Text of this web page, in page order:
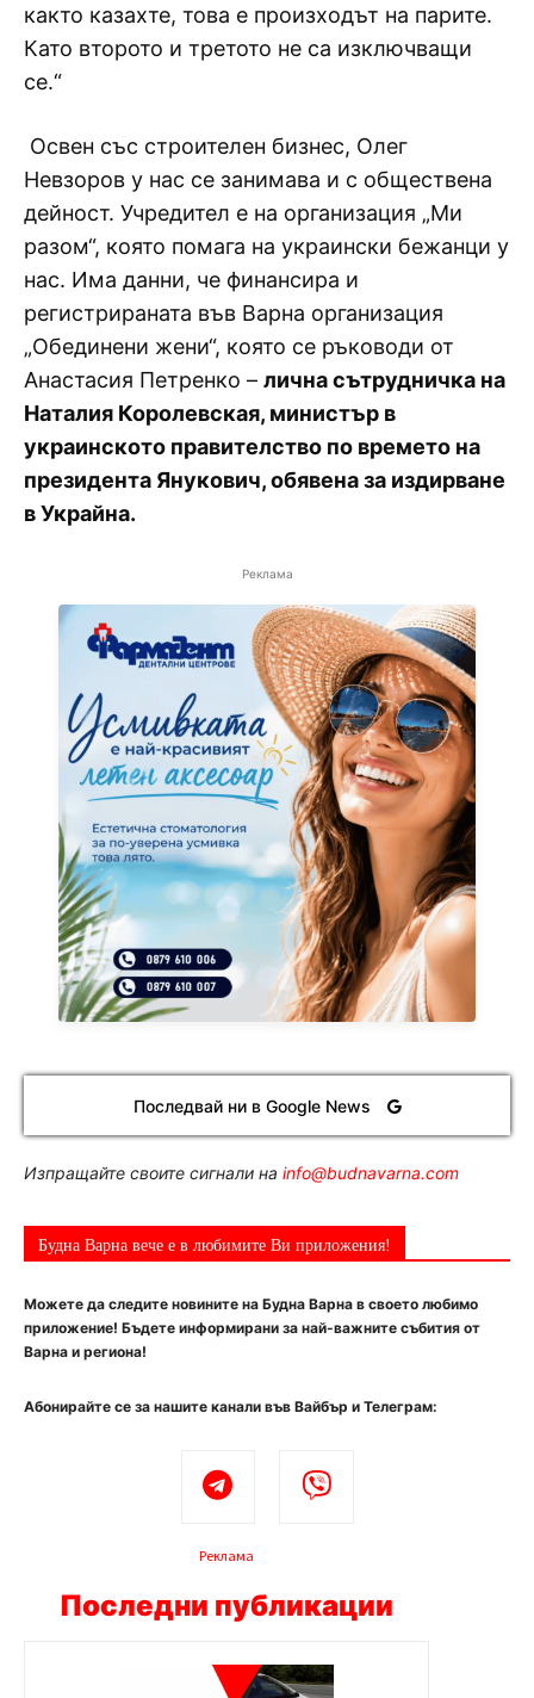
както казахте, това е произходът на парите.
Като второто и третото не са изключващи
се.“
Освен със строителен бизнес, Олег
Невзоров у нас се занимава и с обществена
дейност. Учредител е на организация „Ми
разом“, която помага на украински бежанци у
нас. Има данни, че финансира и
регистрираната във Варна организация
„Обединени жени“, която се ръководи от
Анастасия Петренко – лична сътрудничка на
Наталия Королевская, министър в
украинското правителство по времето на
президента Янукович, обявена за издирване
в Украйна.
Реклама
Последвай ни в Google News
Изпращайте своите сигнали на info@budnavarna.com
Будна Варна вече е в любимите Ви приложения!
Можете да следите новините на Будна Варна в своето любимо
приложение! Бъдете информирани за най-важните събития от
Варна и региона!
Абонирайте се за нашите канали във Вайбър и Телеграм:
Реклама
Последни публикации